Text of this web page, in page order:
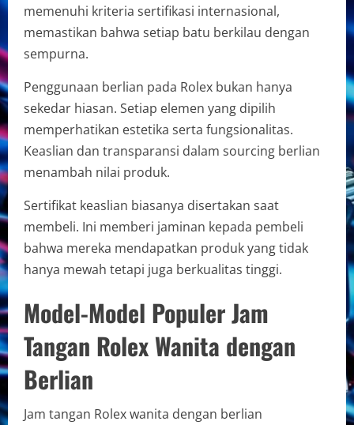
memenuhi kriteria sertifikasi internasional,
memastikan bahwa setiap batu berkilau dengan
sempurna.
Penggunaan berlian pada Rolex bukan hanya
sekedar hiasan. Setiap elemen yang dipilih
memperhatikan estetika serta fungsionalitas.
Keaslian dan transparansi dalam sourcing berlian
menambah nilai produk.
Sertifikat keaslian biasanya disertakan saat
membeli. Ini memberi jaminan kepada pembeli
bahwa mereka mendapatkan produk yang tidak
hanya mewah tetapi juga berkualitas tinggi.
Model-Model Populer Jam
Tangan Rolex Wanita dengan
Berlian
Jam tangan Rolex wanita dengan berlian